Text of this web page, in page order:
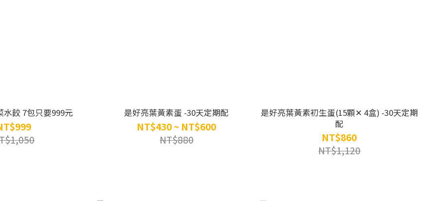
水餃 7包只要999元 是好亮葉黃素蛋 -30天定期配
NT$430 ~ NT$600
NT$880
是好亮葉黃素初生蛋(15顆✕ 4盒) -30天定期
配
NT$860
NT$1,120